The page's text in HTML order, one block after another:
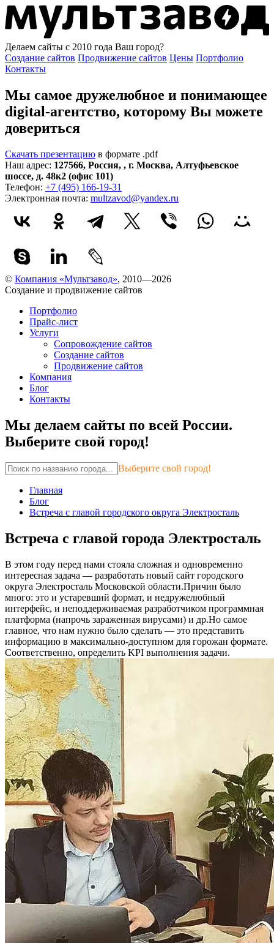
Делаем сайты с 2010 года Ваш город?
Создание сайтов Продвижение сайтов Цены Портфолио
Контакты
Мы самое дружелюбное и понимающее
digital-агентство, которому Вы можете
довериться
Скачать презентацию в формате .pdf
Наш адрес: 127566, Россия, , г. Москва, Алтуфьевское
шоссе, д. 48к2 (офис 101)
Телефон: +7 (495) 166-19-31
Электронная почта: multzavod@yandex.ru
© Компания «Мультзавод», 2010—2026
Создание и продвижение сайтов
Портфолио
Прайс-лист
Услуги
Сопровождение сайтов
Создание сайтов
Продвижение сайтов
Компания
Блог
Контакты
Мы делаем сайты по всей России.
Выберите свой город!
Выберите свой город!
Главная
Блог
Встреча с главой городского округа Электросталь
Встреча с главой города Электросталь
В этом году перед нами стояла сложная и одновременно
интересная задача — разработать новый сайт городского
округа Электросталь Московской области.Причин было
много: это и устаревший формат, и недружелюбный
интерфейс, и неподдерживаемая разработчиком программная
платформа (напрочь зараженная вирусами) и др.Но самое
главное, что нам нужно было сделать — это представить
информацию в максимально-доступном для горожан формате.
Соответственно, определить KPI выполнения задачи.